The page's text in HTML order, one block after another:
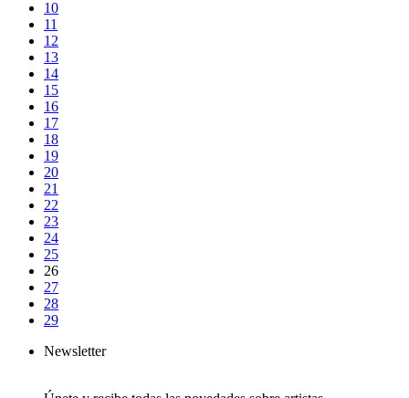
10
11
12
13
14
15
16
17
18
19
20
21
22
23
24
25
26
27
28
29
Newsletter